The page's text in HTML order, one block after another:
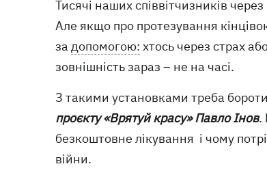
Тисячі наших співвітчизників
Але якщо про протезування
за допомогою: хтось через страх
зовнішність зараз – не на часі.
З такими установками треба
проєкту «Врятуй красу» Павло Інов.
безкоштовне лікування і чому
війни.